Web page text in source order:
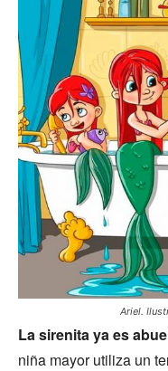
Ariel.
La sirenita ya es
niña mayor utiliza un